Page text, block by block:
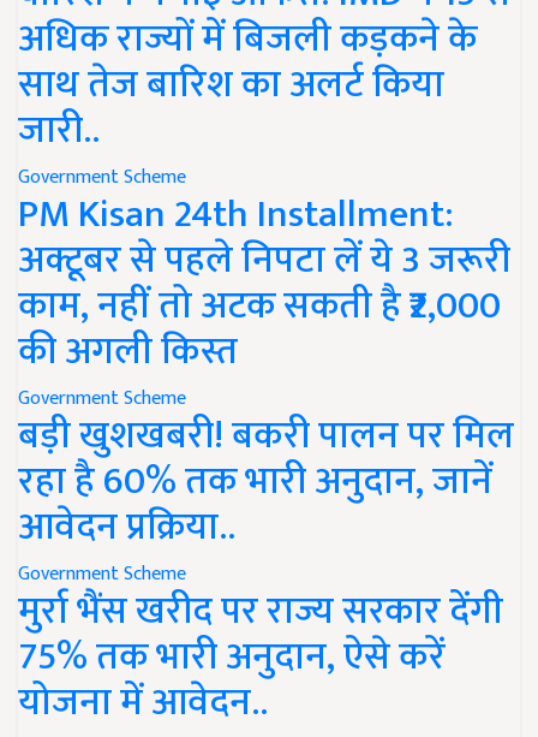
अधिक राज्यों में बिजली कड़कने के
साथ तेज बारिश का अलर्ट किया
जारी..
Government Scheme
PM Kisan 24th Installment:
अक्टूबर से पहले निपटा लें ये 3 जरूरी
काम, नहीं तो अटक सकती है ₹2,000
की अगली किस्त
Government Scheme
बड़ी खुशखबरी! बकरी पालन पर मिल
रहा है 60% तक भारी अनुदान, जानें
आवेदन प्रक्रिया..
Government Scheme
मुर्रा भैंस खरीद पर राज्य सरकार देंगी
75% तक भारी अनुदान, ऐसे करें
योजना में आवेदन..